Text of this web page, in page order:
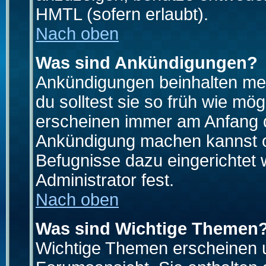
HMTL (sofern erlaubt).
Nach oben
Was sind Ankündigungen?
Ankündigungen beinhalten
du solltest sie so früh wie
erscheinen immer am
Ankündigung machen kannst
Befugnisse dazu eingerichtet
Administrator fest.
Nach oben
Was sind Wichtige
Wichtige Themen erscheinen